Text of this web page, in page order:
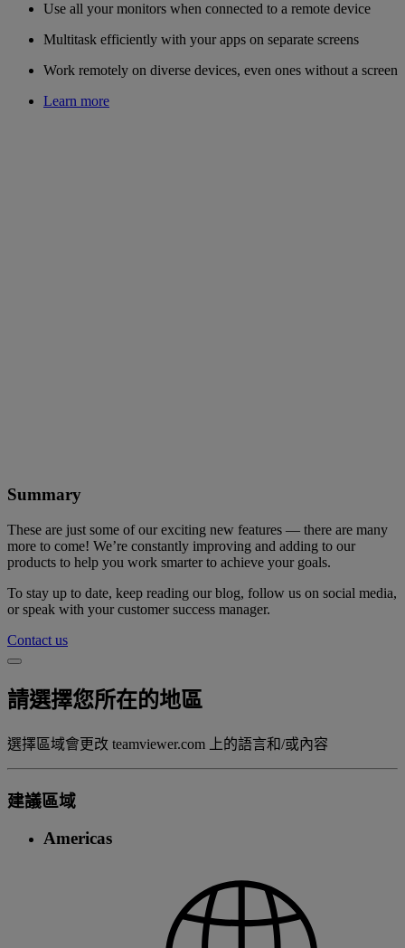
Use all your monitors when connected to a remote device
Multitask efficiently with your apps on separate screens
Work remotely on diverse devices, even ones without a screen
Learn more
Summary
These are just some of our exciting new features — there are many
more to come! We’re constantly improving and adding to our
products to help you work smarter to achieve your goals.
To stay up to date, keep reading our blog, follow us on social media,
or speak with your customer success manager.
Contact us
請選擇您所在的地區
選擇區域會更改 teamviewer.com 上的語言和/或內容
建議區域
Americas